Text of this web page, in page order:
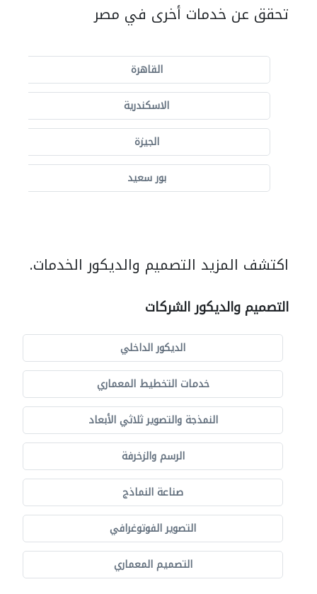
تحقق عن خدمات أخرى في مصر
القاهرة
الاسكندرية
الجيزة
بور سعيد
اكتشف المزيد التصميم والديكور الخدمات.
التصميم والديكور الشركات
الديكور الداخلي
خدمات التخطيط المعماري
النمذجة والتصوير ثلاثي الأبعاد
الرسم والزخرفة
صناعة النماذج
التصوير الفوتوغرافي
التصميم المعماري